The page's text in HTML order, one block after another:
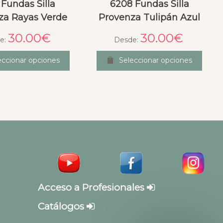
Fundas Silla
Rayas Verde
30.00€
opciones
6208 Fundas Silla
Provenza Tulipán Azul
Desde:30.00€
Seleccionar opciones
Acceso a Profesionales
Catálogos